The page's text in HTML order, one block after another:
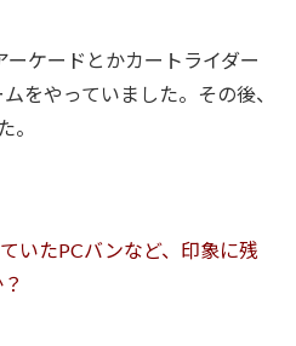
ーケードとかカートライダー
をやっていました。その後、
。
いたPCバンなど、印象に残